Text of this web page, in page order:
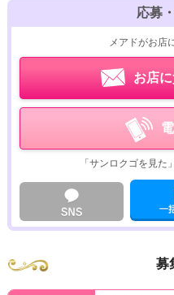
応募
メアドがお店
お店
「サンロクゴを見た
募